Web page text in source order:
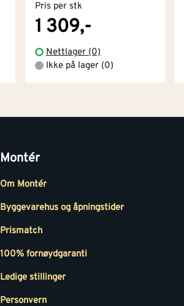
Pris per stk
1 309,-
Nettlager (0)
Ikke på lager (0)
Montér
Om Montér
Byggevarehus og åpningstider
Prismatch
100% fornøydgaranti
Ledige stillinger
Personvern